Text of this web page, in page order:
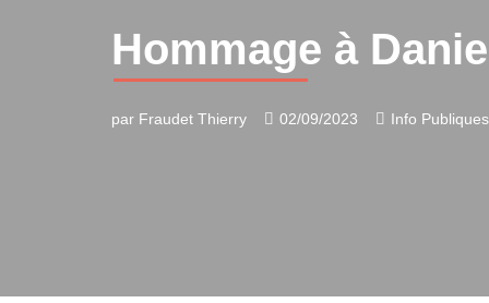
Hommage à
par Fraudet Thierry 02/09/2023 Info Publiques